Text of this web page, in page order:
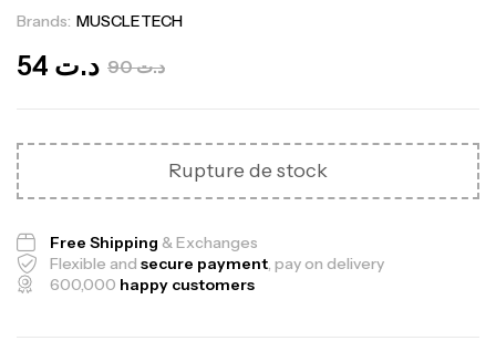
Brands: MUSCLETECH
د.ت90 د.ت
Rupture de stock
Free Shipping & Exchanges
Flexible and secure payment, pay on delivery
600,000 happy customers